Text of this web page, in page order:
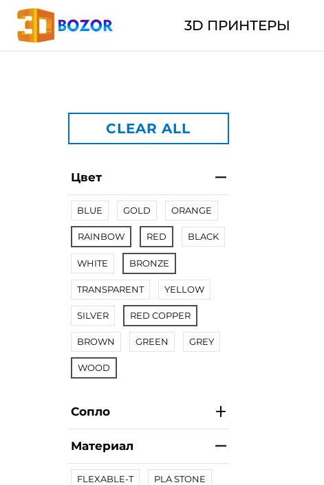
3D ПРИНТЕРЫ
CLEAR ALL
Цвет
BLUE GOLD ORANGE
RAINBOW RED BLACK
WHITE BRONZE
TRANSPARENT YELLOW
SILVER RED COPPER
BROWN GREEN GREY
WOOD
Сопло
Материал
FLEXABLE-T PLA STONE